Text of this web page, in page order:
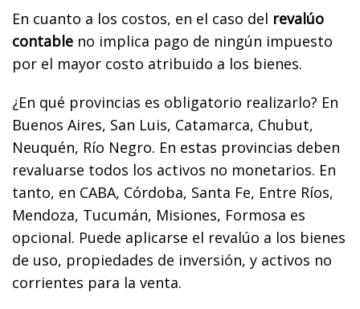
En cuanto a los costos, en el caso del revalúo
contable no implica pago de ningún impuesto
por el mayor costo atribuido a los bienes.
¿En qué provincias es obligatorio realizarlo? En
Buenos Aires, San Luis, Catamarca, Chubut,
Neuquén, Río Negro. En estas provincias deben
revaluarse todos los activos no monetarios. En
tanto, en CABA, Córdoba, Santa Fe, Entre Ríos,
Mendoza, Tucumán, Misiones, Formosa es
opcional. Puede aplicarse el revalúo a los bienes
de uso, propiedades de inversión, y activos no
corrientes para la venta.